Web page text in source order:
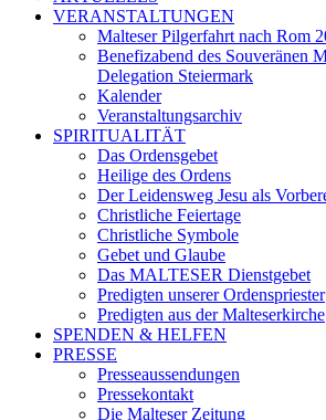
VERANSTALTUNGEN
Malteser Pilgerfahrt nach Rom
Benefizabend des Souveränen
Delegation Steiermark
Kalender
Veranstaltungsarchiv
SPIRITUALITÄT
Das Ordensgebet
Heilige des Ordens
Der Leidensweg Jesu als
Christliche Feiertage
Christliche Symbole
Gebet und Glaube
Das MALTESER Dienstgebet
Predigten unserer Ordenspriester
Predigten aus der Malteserkirche
SPENDEN & HELFEN
PRESSE
Presseaussendungen
Pressekontakt
Die Malteser Zeitung